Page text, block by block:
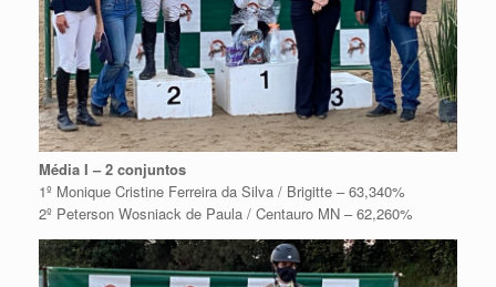
Média I – 2 conjuntos
1º Monique Cristine Ferreira da Silva / Brigitte – 63,340%
2º Peterson Wosniack de Paula / Centauro MN – 62,260%